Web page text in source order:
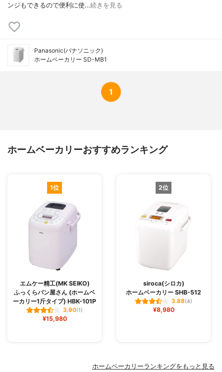
ンジもできるので便利に使…続きを見る
Panasonic(パナソニック)
ホームベーカリー SD-MB1
1
ホームベーカリーおすすめランキング
1位
エムケー精工(MK SEIKO)
ふっくらパン屋さん (ホームベ
ーカリー1斤タイプ) HBK-101P
3.90(1)
¥15,980
2位
siroca(シロカ)
ホームベーカリー SHB-512
3.88(4)
¥8,980
ホームベーカリーランキングをもっと見る